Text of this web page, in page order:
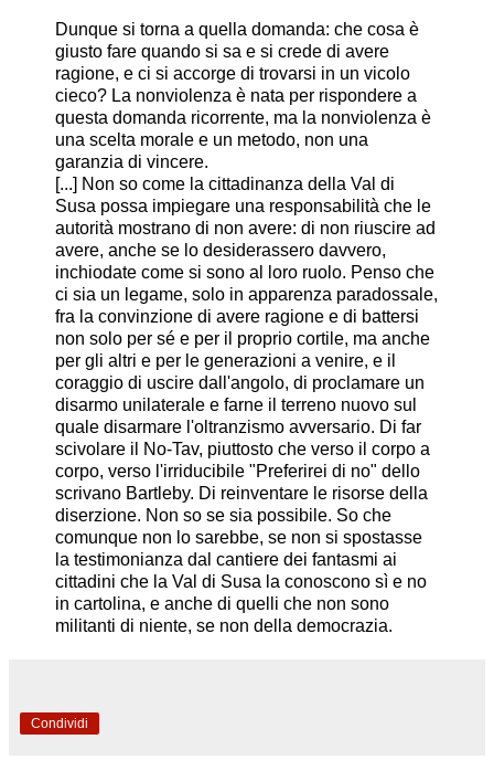
Dunque si torna a quella domanda: che cosa è
giusto fare quando si sa e si crede di avere
ragione, e ci si accorge di trovarsi in un vicolo
cieco? La nonviolenza è nata per rispondere a
questa domanda ricorrente, ma la nonviolenza è
una scelta morale e un metodo, non una
garanzia di vincere.
[...] Non so come la cittadinanza della Val di
Susa possa impiegare una responsabilità che le
autorità mostrano di non avere: di non riuscire ad
avere, anche se lo desiderassero davvero,
inchiodate come si sono al loro ruolo. Penso che
ci sia un legame, solo in apparenza paradossale,
fra la convinzione di avere ragione e di battersi
non solo per sé e per il proprio cortile, ma anche
per gli altri e per le generazioni a venire, e il
coraggio di uscire dall'angolo, di proclamare un
disarmo unilaterale e farne il terreno nuovo sul
quale disarmare l'oltranzismo avversario. Di far
scivolare il No-Tav, piuttosto che verso il corpo a
corpo, verso l'irriducibile "Preferirei di no" dello
scrivano Bartleby. Di reinventare le risorse della
diserzione. Non so se sia possibile. So che
comunque non lo sarebbe, se non si spostasse
la testimonianza dal cantiere dei fantasmi ai
cittadini che la Val di Susa la conoscono sì e no
in cartolina, e anche di quelli che non sono
militanti di niente, se non della democrazia.
Condividi